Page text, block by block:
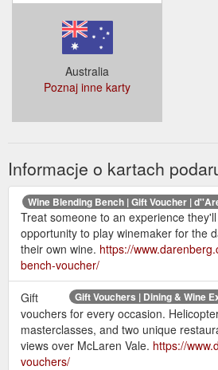
Australia
Poznaj inne karty
Informacje o kartach
Wine Blending Bench | Gift Voucher |
Treat someone to an experience
opportunity to play winemaker for the
their own wine. https://
bench-voucher/
Gift Vouchers | Dining & Wine
Gift
vouchers for every occasion.
masterclasses, and two unique
views over McLaren Vale. https://
vouchers/